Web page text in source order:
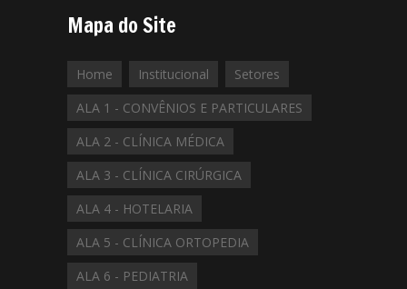
Mapa do Site
Home Institucional
Setores
ALA 1 - CONVÊNIOS E PARTICULARES
ALA 2 - CLÍNICA MÉDICA
ALA 3 - CLÍNICA CIRÚRGICA
ALA 4 - HOTELARIA
ALA 5 - CLÍNICA ORTOPEDIA
ALA 6 - PEDIATRIA